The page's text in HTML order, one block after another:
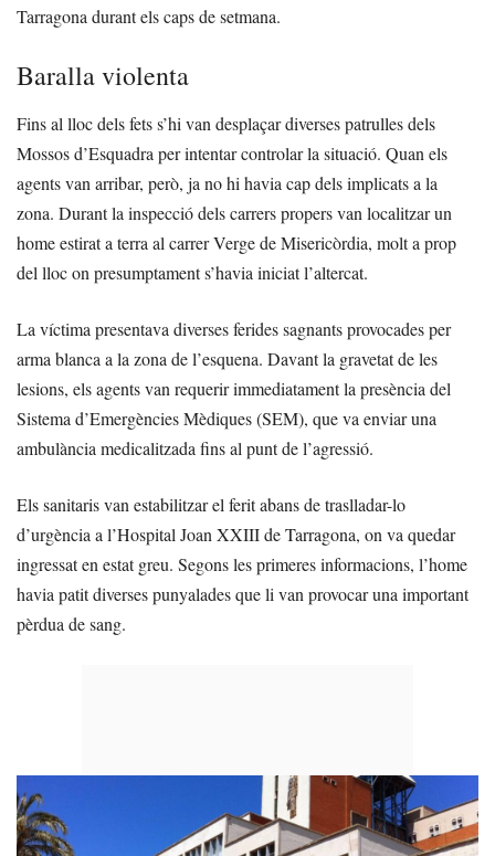
Tarragona durant els caps de setmana.
Baralla violenta
Fins al lloc dels fets s’hi van desplaçar diverses patrulles dels
Mossos d’Esquadra per intentar controlar la situació. Quan els
agents van arribar, però, ja no hi havia cap dels implicats a la
zona. Durant la inspecció dels carrers propers van localitzar un
home estirat a terra al carrer Verge de Misericòrdia, molt a prop
del lloc on presumptament s’havia iniciat l’altercat.
La víctima presentava diverses ferides sagnants provocades per
arma blanca a la zona de l’esquena. Davant la gravetat de les
lesions, els agents van requerir immediatament la presència del
Sistema d’Emergències Mèdiques (SEM), que va enviar una
ambulància medicalitzada fins al punt de l’agressió.
Els sanitaris van estabilitzar el ferit abans de traslladar-lo
d’urgència a l’Hospital Joan XXIII de Tarragona, on va quedar
ingressat en estat greu. Segons les primeres informacions, l’home
havia patit diverses punyalades que li van provocar una important
pèrdua de sang.